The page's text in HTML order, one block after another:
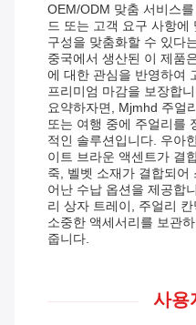
OEM/ODM 맞춤 서비스
드 또는 고객 요구 사항에
구성을 맞춤화할 수 있다
중국에서 생산된 이 제품
에 대한 관심을 반영하여
프리미엄 마감을 보장합
요약하자면, Mjmhd 주얼
또는 여행 중에 주얼리를
적인 솔루션입니다. 우아
이트 브라운 액센트가 결
죽, 벨벳 소재가 결합되어
어난 수납 옵션을 제공합
리 상자 트레이, 주얼리
소중한 액세서리를 보관
줍니다.
사용